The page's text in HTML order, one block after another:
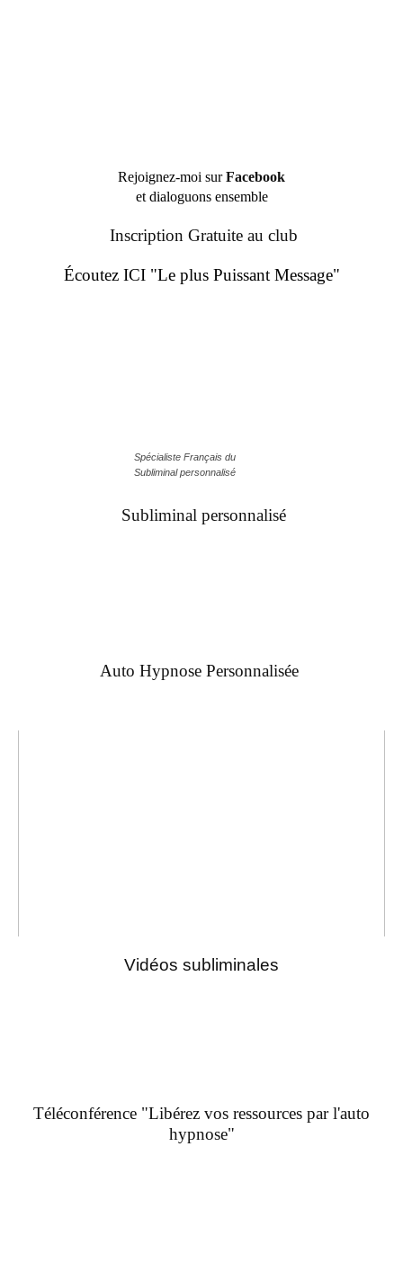
Rejoignez-moi surFacebook
et dialoguons ensemble
Inscription Gratuite au club
Écoutez ICI "Le plus Puissant Message"
Spécialiste Français du
Subliminal personnalisé
Subliminal personnalisé
Auto Hypnose Personnalisée
Vidéos subliminales
Téléconférence "Libérez vos ressources par l'auto
hypnose"